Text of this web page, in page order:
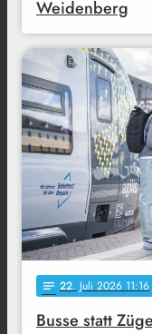
Weidenberg
notes 22. Juli 2026 11:16
Busse statt